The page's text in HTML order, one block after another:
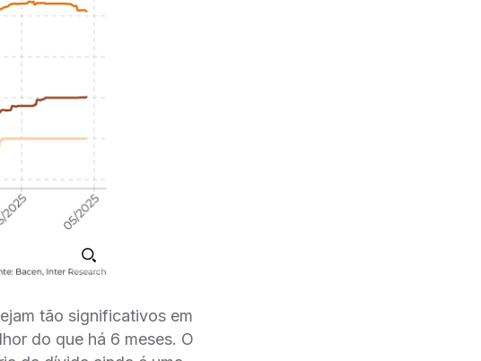
tão significativos em
do que há 6 meses. O